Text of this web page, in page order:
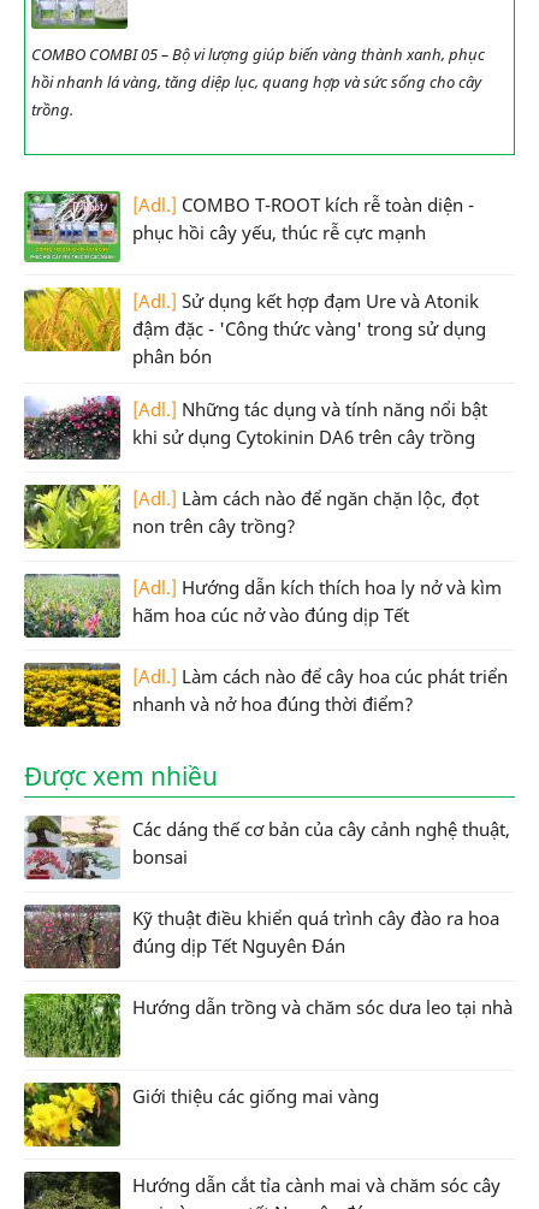
COMBO COMBI 05 – Bộ vi lượng giúp biến vàng thành xanh, phục
hồi nhanh lá vàng, tăng diệp lục, quang hợp và sức sống cho cây
trồng.
[Adl.] COMBO T-ROOT kích rễ toàn diện -
phục hồi cây yếu, thúc rễ cực mạnh
[Adl.] Sử dụng kết hợp đạm Ure và Atonik
đậm đặc - 'Công thức vàng' trong sử dụng
phân bón
[Adl.] Những tác dụng và tính năng nổi bật
khi sử dụng Cytokinin DA6 trên cây trồng
[Adl.] Làm cách nào để ngăn chặn lộc, đọt
non trên cây trồng?
[Adl.] Hướng dẫn kích thích hoa ly nở và kìm
hãm hoa cúc nở vào đúng dịp Tết
[Adl.] Làm cách nào để cây hoa cúc phát triển
nhanh và nở hoa đúng thời điểm?
Được xem nhiều
Các dáng thế cơ bản của cây cảnh nghệ thuật,
bonsai
Kỹ thuật điều khiển quá trình cây đào ra hoa
đúng dịp Tết Nguyên Đán
Hướng dẫn trồng và chăm sóc dưa leo tại nhà
Giới thiệu các giống mai vàng
Hướng dẫn cắt tỉa cành mai và chăm sóc cây